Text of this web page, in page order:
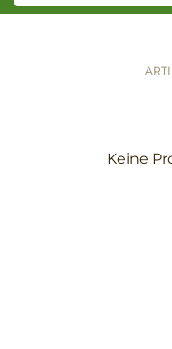
Keine